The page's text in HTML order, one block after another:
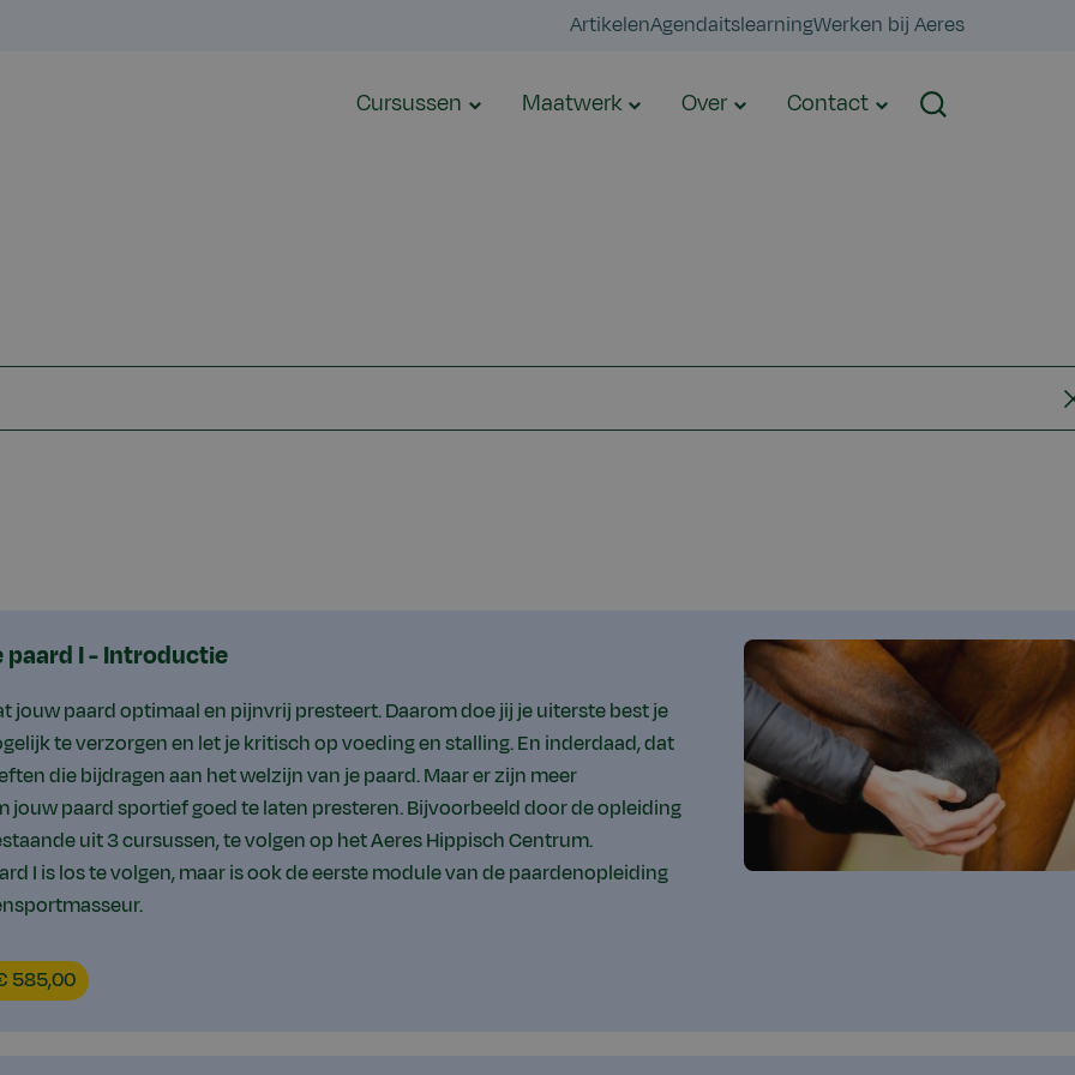
ArtikelenAgendaitslearningWerken bij Aeres
Cursussen Maatwerk Over Contact Zoeken
paard I - Introductie
jouw paard optimaal en pijnvrij presteert. Daarom doe jij je uiterste best je
te verzorgen en let je kritisch op voeding en stalling. En inderdaad, dat
die bijdragen aan het welzijn van je paard. Maar er zijn meer
jouw paard sportief goed te laten presteren. Bijvoorbeeld door de opleiding
uit 3 cursussen, te volgen op het Aeres Hippisch Centrum.
I is los te volgen, maar is ook de eerste module van de paardenopleiding
585,00